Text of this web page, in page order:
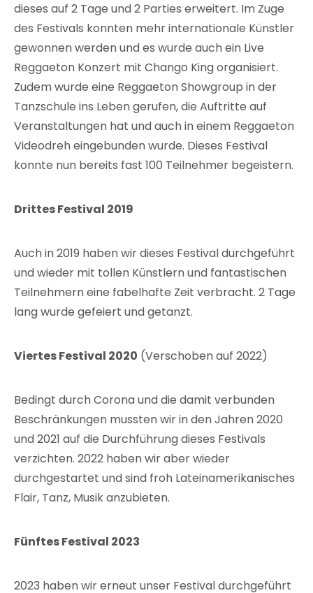
dieses auf 2 Tage und 2 Parties erweitert. Im Zuge
des Festivals konnten mehr internationale Künstler
gewonnen werden und es wurde auch ein Live
Reggaeton Konzert mit Chango King organisiert.
Zudem wurde eine Reggaeton Showgroup in der
Tanzschule ins Leben gerufen, die Auftritte auf
Veranstaltungen hat und auch in einem Reggaeton
Videodreh eingebunden wurde. Dieses Festival
konnte nun bereits fast 100 Teilnehmer begeistern.
Drittes Festival 2019
Auch in 2019 haben wir dieses Festival durchgeführt
und wieder mit tollen Künstlern und fantastischen
Teilnehmern eine fabelhafte Zeit verbracht. 2 Tage
lang wurde gefeiert und getanzt.
Viertes Festival 2020 (Verschoben auf 2022)
Bedingt durch Corona und die damit verbunden
Beschränkungen mussten wir in den Jahren 2020
und 2021 auf die Durchführung dieses Festivals
verzichten. 2022 haben wir aber wieder
durchgestartet und sind froh Lateinamerikanisches
Flair, Tanz, Musik anzubieten.
Fünftes Festival 2023
2023 haben wir erneut unser Festival durchgeführt